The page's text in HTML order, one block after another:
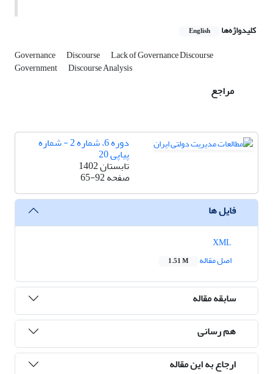
کلیدواژه‌ها English
Governance Discourse Lack of Governance Discourse
Government Discourse Analysis
مراجع
دوره 6، شماره 2 - شماره
پیاپی 20
تابستان 1402
صفحه65-92
فایل ها
اصل مقاله
1.51 M
سابقه مقاله
هم رسانی
ارجاع به این مقاله